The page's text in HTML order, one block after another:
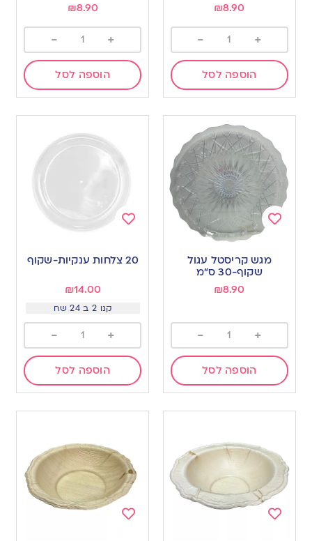
₪8.90
+
-
הוספה לסל
₪8.90
+
-
הוספה לסל
wishlist
מגש קריסטל עגול
שקוף-30 ס”מ
₪8.90
+
-
הוספה לסל
to
wishlist
20 צלחות ענקיות-שקוף
₪14.00
קנו 2 ב 24 שח
+
-
הוספה לסל